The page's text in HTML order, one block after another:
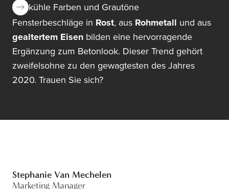
kühle Farben und Grautöne
Fensterbeschläge in Rost, aus Rohmetall und aus
gealtertem Eisen bilden eine hervorragende
Ergänzung zum Betonlook. Dieser Trend gehört
zweifelsohne zu den gewagtesten des Jahres
2020. Trauen Sie sich?
Stephanie Van Mechelen
Marketing Manager